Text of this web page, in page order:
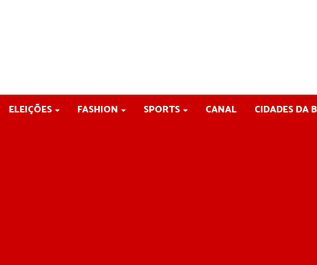
ELEIÇÕES FASHION SPORTS CANAL CIDADES DA